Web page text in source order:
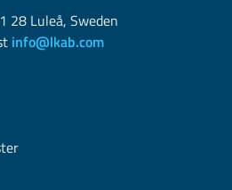
28 Luleå, Sweden
info@lkab.com